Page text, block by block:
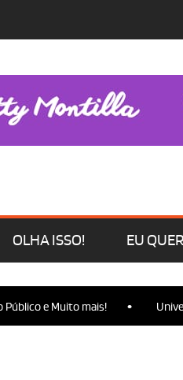
OLHA ISSO! EU
Muito mais! • Universal